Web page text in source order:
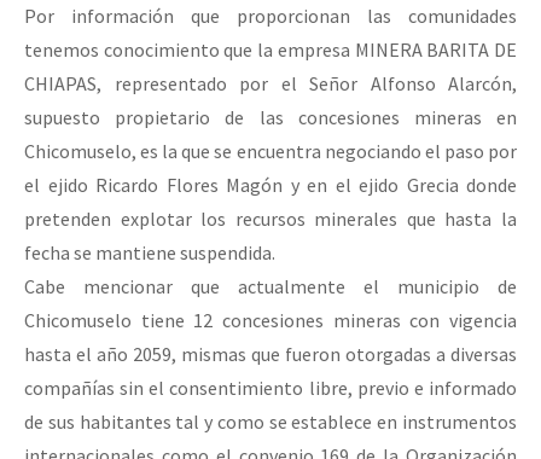
Por información que proporcionan las comunidades
tenemos conocimiento que la empresa MINERA BARITA DE
CHIAPAS, representado por el Señor Alfonso Alarcón,
supuesto propietario de las concesiones mineras en
Chicomuselo, es la que se encuentra negociando el paso por
el ejido Ricardo Flores Magón y en el ejido Grecia donde
pretenden explotar los recursos minerales que hasta la
fecha se mantiene suspendida.
Cabe mencionar que actualmente el municipio de
Chicomuselo tiene 12 concesiones mineras con vigencia
hasta el año 2059, mismas que fueron otorgadas a diversas
compañías sin el consentimiento libre, previo e informado
de sus habitantes tal y como se establece en instrumentos